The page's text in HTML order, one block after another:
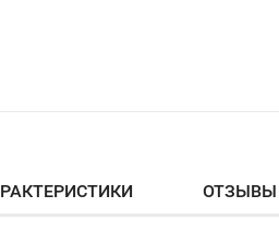
ОТЗЫВЫ